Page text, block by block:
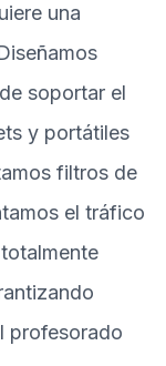
una
soportar el
y portátiles
filtros de
el tráfico
profesorado